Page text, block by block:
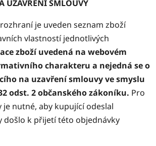
UZAVŘENÍ SMLOUVY
je uveden seznam zboží
vlastností jednotlivých
zboží uvedená na webovém
charakteru a nejedná se o
na uzavření smlouvy ve smyslu
odst. 2 občanského zákoníku. Pro
je nutné, aby kupující odeslal
došlo k přijetí této objednávky